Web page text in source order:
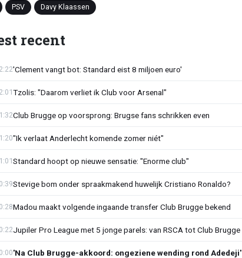
PSV Davy Klaassen
recent
'Clement vangt bot: Standard eist 8 miljoen euro'
Tzolis: "Daarom verliet ik Club voor Arsenal"
Club Brugge op voorsprong: Brugse fans schrikken even
"Ik verlaat Anderlecht komende zomer niét"
Standard hoopt op nieuwe sensatie: "Enorme club"
Stevige bom onder spraakmakend huwelijk Cristiano Ronaldo?
Madou maakt volgende ingaande transfer Club Brugge bekend
Jupiler Pro League met 5 jonge parels: van RSCA tot Club Brugge
'Na Club Brugge-akkoord: ongeziene wending rond Adedeji'